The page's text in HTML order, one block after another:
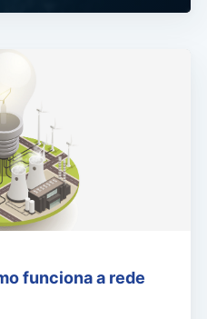
funciona a rede